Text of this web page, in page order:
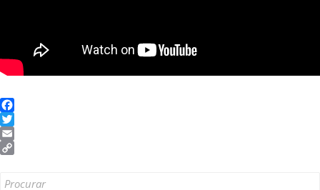
Facebook
Twitter
Email
Link
Search